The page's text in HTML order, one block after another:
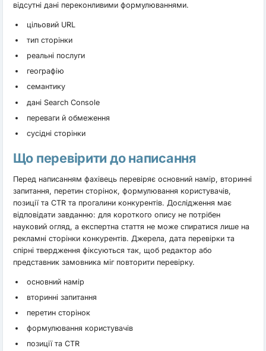
відсутні дані переконливими формулюваннями.
цільовий URL
тип сторінки
реальні послуги
географію
семантику
дані Search Console
переваги й обмеження
сусідні сторінки
Що перевірити до написання
Перед написанням фахівець перевіряє основний намір, вторинні
запитання, перетин сторінок, формулювання користувачів,
позиції та CTR та прогалини конкурентів. Дослідження має
відповідати завданню: для короткого опису не потрібен
науковий огляд, а експертна стаття не може спиратися лише на
рекламні сторінки конкурентів. Джерела, дата перевірки та
спірні твердження фіксуються так, щоб редактор або
представник замовника міг повторити перевірку.
основний намір
вторинні запитання
перетин сторінок
формулювання користувачів
позиції та CTR